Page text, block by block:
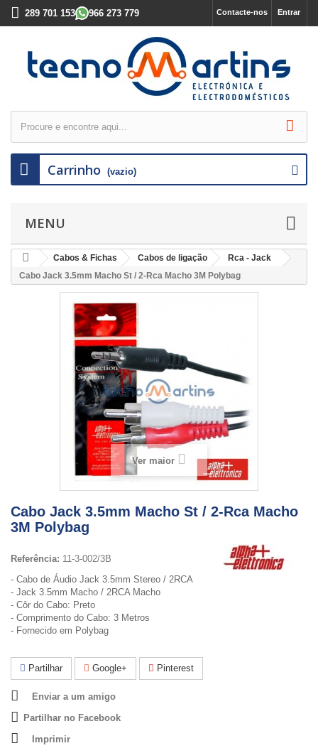
Entrar
Contacte-nos
289 701 153 966 273 779
Carrinho (vazio)
MENU
Cabos & Fichas Cabos de ligação
Rca - Jack
Cabo Jack 3.5mm Macho St / 2-Rca Macho 3M Polybag
Ver maior
Cabo Jack 3.5mm Macho St / 2-Rca Macho
3M Polybag
Referência: 11-3-002/3B
- Cabo de Áudio Jack 3.5mm Stereo / 2RCA
- Jack 3.5mm Macho / 2RCA Macho
- Côr do Cabo: Preto
- Comprimento do Cabo: 3 Metros
- Fornecido em Polybag
Partilhar Google+ Pinterest
Enviar a um amigo
Partilhar no Facebook
Imprimir